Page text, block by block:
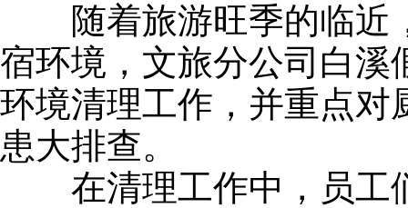
随着旅游旺季的临近
宿环境，文旅分公司白溪
环境清理工作，并重点对
患大排查。
在清理工作中，员工